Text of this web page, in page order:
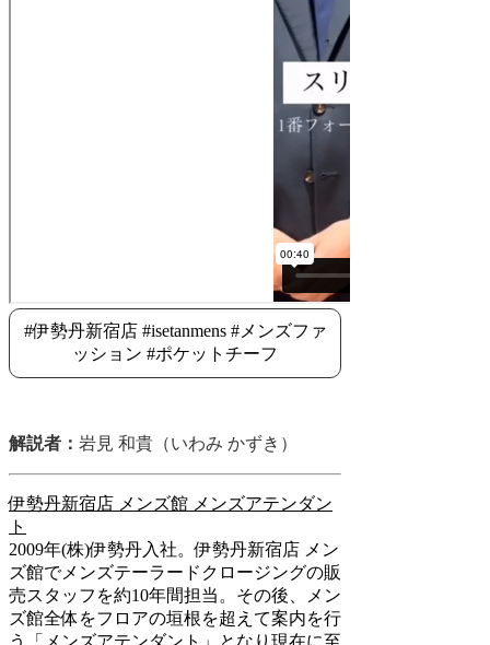
#伊勢丹新宿店 #isetanmens #メンズファ
ッション #ポケットチーフ
解説者： 岩見 和貴（いわみ かずき）
伊勢丹新宿店 メンズ館 メンズアテンダン
ト
2009年(株)伊勢丹入社。伊勢丹新宿店 メン
ズ館でメンズテーラードクロージングの販
売スタッフを約10年間担当。その後、メン
ズ館全体をフロアの垣根を超えて案内を行
う「メンズアテンダント」となり現在に至